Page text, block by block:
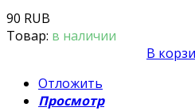
90 RUB
Товар: в наличии
В
Отложить
Просмотр